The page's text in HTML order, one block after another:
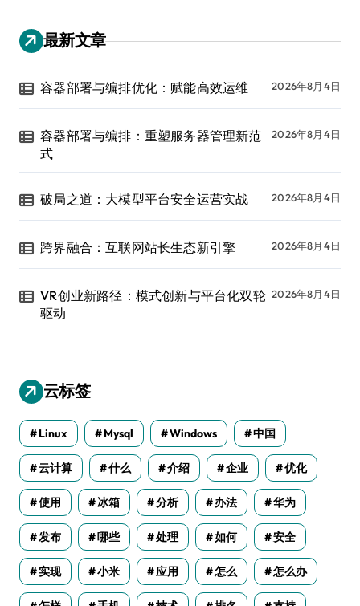
最新文章
容器部署与编排优化：赋能高效运维 2026年8月4日
容器部署与编排：重塑服务器管理新范
式
2026年8月4日
破局之道：大模型平台安全运营实战 2026年8月4日
跨界融合：互联网站长生态新引擎 2026年8月4日
VR创业新路径：模式创新与平台化双轮
驱动
2026年8月4日
云标签
Linux Mysql Windows 中国
云计算 什么 介绍 企业 优化
使用 冰箱 分析 办法 华为
发布 哪些 处理 如何 安全
实现 小米 应用 怎么 怎么办